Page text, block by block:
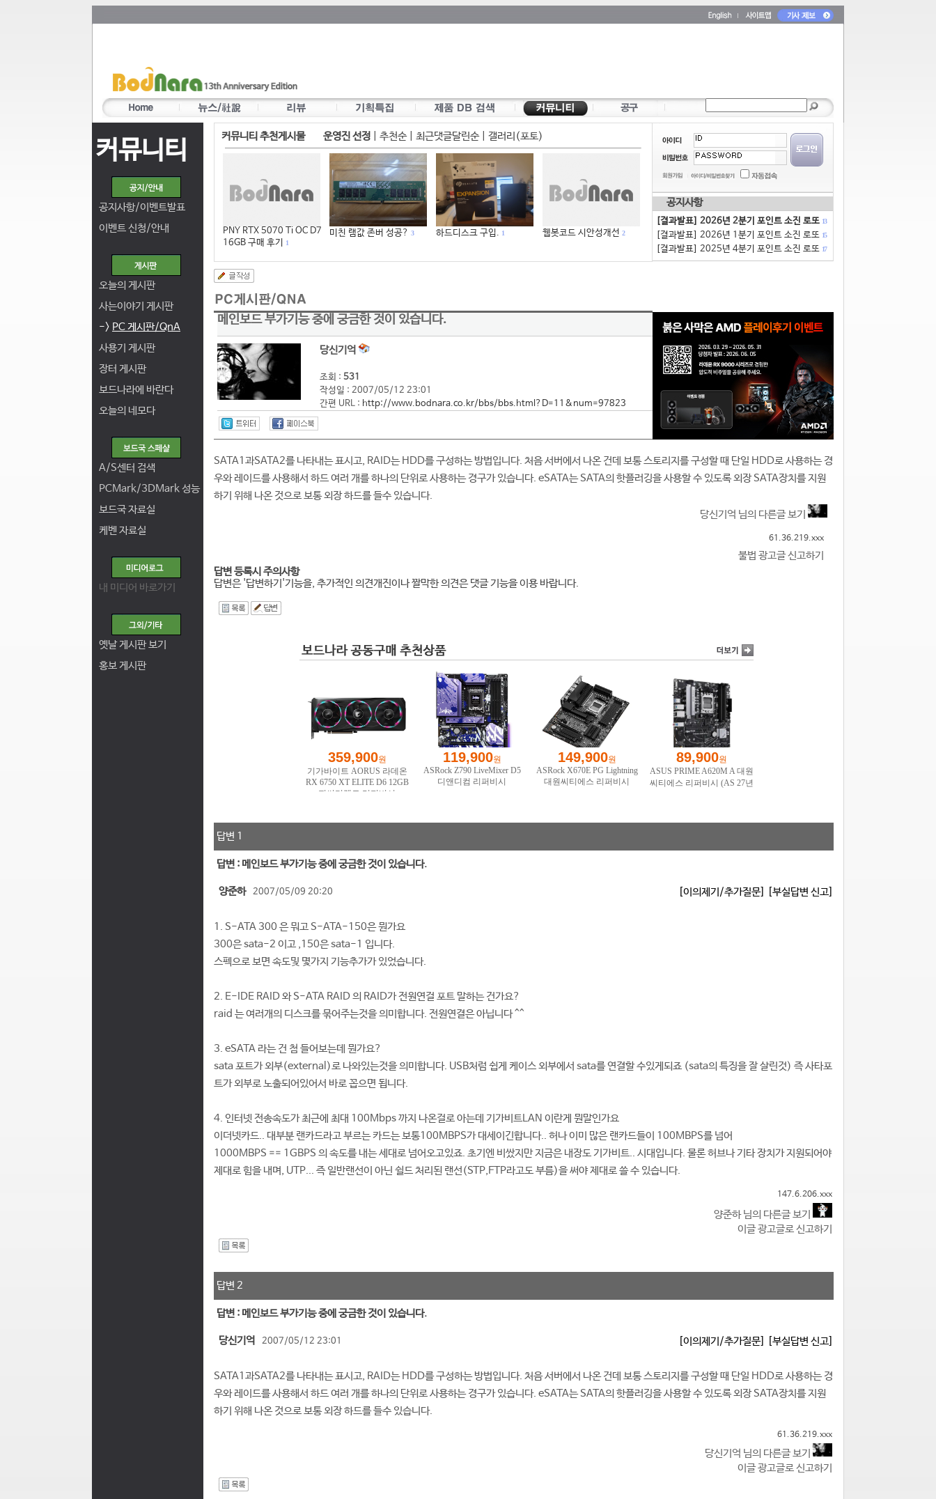
커뮤니티
공지사항/이벤트발표
이벤트 신청/안내
오늘의 게시판
사는이야기 게시판
-> PC 게시판/QnA
사용기 게시판
장터 게시판
보드나라에 바란다
오늘의 네모다
A/S센터 검색
PCMark/3DMark 성능
보드국 자료실
케벤 자료실
내 미디어 바로가기
옛날 게시판 보기
홍보 게시판
커뮤니티 추천게시물 운영진 선정 추천순| 최근댓글달린순| 갤러리(포토)
PNY RTX 5070 Ti OC D7
16GB 구매 후기
1
미친 램값 존버 성공? 3 하드디스크 구입. 1 웹봇코드 시안성개선 2
공지사항
[결과발표] 2026년 2분기 포인트 소진 로또 13
[결과발표] 2026년 1분기 포인트 소진 로또 15
[결과발표] 2025년 4분기 포인트 소진 로또 17
메인보드 부가기능 중에 궁금한 것이 있습니다.
당신기억
조회 : 531
작성일 : 2007/05/12 23:01
간편 URL : http://www.bodnara.co.kr/bbs/bbs.html?D=11&num=97823
SATA1과SATA2를 나타내는 표시고, RAID는 HDD를 구성하는 방법입니다. 처음 서버에서 나온 건데 보통 스토리지를 구성할 때 단일 HDD로 사용하는 경
우와 레이드를 사용해서 하드 여러 개를 하나의 단위로 사용하는 경구가 있습니다. eSATA는 SATA의 핫플러깅을 사용할 수 있도록 외장 SATA장치를 지원
하기 위해 나온 것으로 보통 외장 하드를 들수 있습니다.
당신기억 님의 다른글 보기
61.36.219.xxx
불법 광고글 신고하기
답변 등록시 주의사항
답변은 '답변하기'기능을, 추가적인 의견개진이나 짤막한 의견은 댓글 기능을 이용 바랍니다.
답변 1
답변 : 메인보드 부가기능 중에 궁금한 것이 있습니다.
양준하 2007/05/09 20:20 [이의제기/추가질문] [부실답변 신고]
1. S-ATA 300 은 뭐고 S-ATA-150은 뭔가요
300은 sata-2 이고 ,150은 sata-1 입니다.
스펙으로 보면 속도및 몇가지 기능추가가 있었습니다.
2. E-IDE RAID 와 S-ATA RAID 의 RAID가 전원연걸 포트 말하는 건가요?
raid 는 여러개의 디스크를 묶어주는것을 의미합니다. 전원연결은 아닙니다 ^^
3. eSATA 라는 건 첨 들어보는데 뭔가요?
sata 포트가 외부(external)로 나와있는것을 의미합니다. USB처럼 쉽게 케이스 외부에서 sata를 연결할 수있게되죠 (sata의 특징을 잘 살린것) 즉 사타포
트가 외부로 노출되어있어서 바로 꼽으면 됩니다.
4. 인터넷 전송속도가 최근에 최대 100Mbps 까지 나온걸로 아는데 기가비트LAN 이란게 뭔말인가요
이더넷카드.. 대부분 랜카드라고 부르는 카드는 보통100MBPS가 대세이긴합니다.. 허나 이미 많은 랜카드들이 100MBPS를 넘어
1000MBPS == 1GBPS 의 속도를 내는 세대로 넘어오고있죠. 초기엔 비쌌지만 지금은 내장도 기가비트.. 시대입니다. 물론 허브나 기타 장치가 지원되어야
제대로 힘을 내며, UTP... 즉 일반랜선이 아닌 쉴드 처리된 랜선(STP,FTP라고도 부름)을 써야 제대로 쓸 수 있습니다.
147.6.206.xxx
양준하 님의 다른글 보기
이글 광고글로 신고하기
답변 2
답변 : 메인보드 부가기능 중에 궁금한 것이 있습니다.
당신기억 2007/05/12 23:01 [이의제기/추가질문] [부실답변 신고]
SATA1과SATA2를 나타내는 표시고, RAID는 HDD를 구성하는 방법입니다. 처음 서버에서 나온 건데 보통 스토리지를 구성할 때 단일 HDD로 사용하는 경
우와 레이드를 사용해서 하드 여러 개를 하나의 단위로 사용하는 경구가 있습니다. eSATA는 SATA의 핫플러깅을 사용할 수 있도록 외장 SATA장치를 지원
하기 위해 나온 것으로 보통 외장 하드를 들수 있습니다.
61.36.219.xxx
당신기억 님의 다른글 보기
이글 광고글로 신고하기